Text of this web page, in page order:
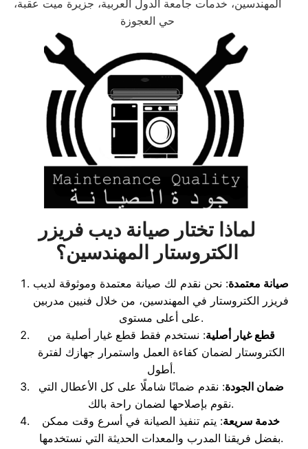
المهندسين، خدمات جامعة الدول العربية، جزيرة ميت عقبة،
حي العجوزة
لماذا تختار صيانة ديب فريزر
الكتروستار المهندسين؟
صيانة معتمدة: نحن نقدم لك صيانة معتمدة وموثوقة لديب
فريزر الكتروستار في المهندسين، من خلال فنيين مدربين
على أعلى مستوى.
قطع غيار أصلية: نستخدم فقط قطع غيار أصلية من
الكتروستار لضمان كفاءة العمل واستمرار جهازك لفترة
أطول.
ضمان الجودة: نقدم ضمانًا شاملًا على كل الأعطال التي
نقوم بإصلاحها لضمان راحة بالك.
خدمة سريعة: يتم تنفيذ الصيانة في أسرع وقت ممكن
بفضل فريقنا المدرب والمعدات الحديثة التي نستخدمها.